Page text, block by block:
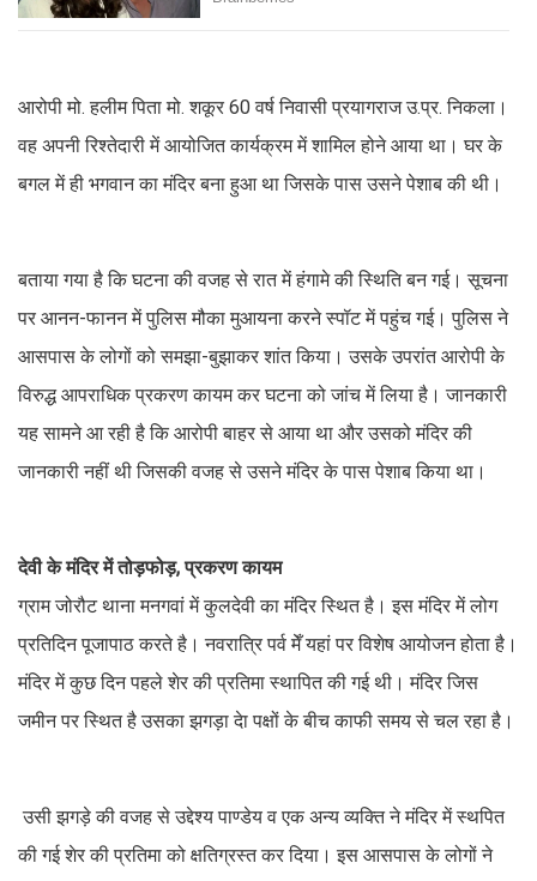
आरोपी मो. हलीम पिता मो. शकूर 60 वर्ष निवासी प्रयागराज उ.प्र. निकला।
वह अपनी रिश्तेदारी में आयोजित कार्यक्रम में शामिल होने आया था। घर के
बगल में ही भगवान का मंदिर बना हुआ था जिसके पास उसने पेशाब की थी।
बताया गया है कि घटना की वजह से रात में हंगामे की स्थिति बन गई। सूचना
पर आनन-फानन में पुलिस मौका मुआयना करने स्पॉट में पहुंच गई। पुलिस ने
आसपास के लोगों को समझा-बुझाकर शांत किया। उसके उपरांत आरोपी के
विरुद्ध आपराधिक प्रकरण कायम कर घटना को जांच में लिया है। जानकारी
यह सामने आ रही है कि आरोपी बाहर से आया था और उसको मंदिर की
जानकारी नहीं थी जिसकी वजह से उसने मंदिर के पास पेशाब किया था।
देवी के मंदिर में तोड़फोड़, प्रकरण कायम
ग्राम जोरौट थाना मनगवां में कुलदेवी का मंदिर स्थित है। इस मंदिर में लोग
प्रतिदिन पूजापाठ करते है। नवरात्रि पर्व मेँ यहां पर विशेष आयोजन होता है।
मंदिर में कुछ दिन पहले शेर की प्रतिमा स्थापित की गई थी। मंदिर जिस
जमीन पर स्थित है उसका झगड़ा देा पक्षों के बीच काफी समय से चल रहा है।
उसी झगड़े की वजह से उद्देश्य पाण्डेय व एक अन्य व्यक्ति ने मंदिर में स्थपित
की गई शेर की प्रतिमा को क्षतिग्रस्त कर दिया। इस आसपास के लोगों ने